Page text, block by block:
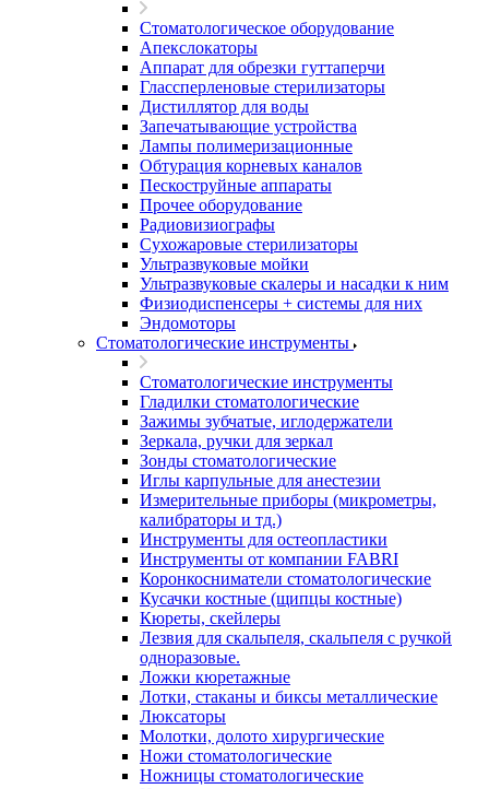
Стоматологическое оборудование
Апекслокаторы
Аппарат для обрезки гуттаперчи
Глассперленовые стерилизаторы
Дистиллятор для воды
Запечатывающие устройства
Лампы полимеризационные
Обтурация корневых каналов
Пескоструйные аппараты
Прочее оборудование
Радиовизиографы
Сухожаровые стерилизаторы
Ультразвуковые мойки
Ультразвуковые скалеры и насадки к ним
Физиодиспенсеры + системы для них
Эндомоторы
Стоматологические инструменты
Стоматологические инструменты
Гладилки стоматологические
Зажимы зубчатые, иглодержатели
Зеркала, ручки для зеркал
Зонды стоматологические
Иглы карпульные для анестезии
Измерительные приборы (микрометры,
калибраторы и тд.)
Инструменты для остеопластики
Инструменты от компании FABRI
Коронкосниматели стоматологические
Кусачки костные (щипцы костные)
Кюреты, скейлеры
Лезвия для скальпеля, скальпеля с ручкой
одноразовые.
Ложки кюретажные
Лотки, стаканы и биксы металлические
Люксаторы
Молотки, долото хирургические
Ножи стоматологические
Ножницы стоматологические